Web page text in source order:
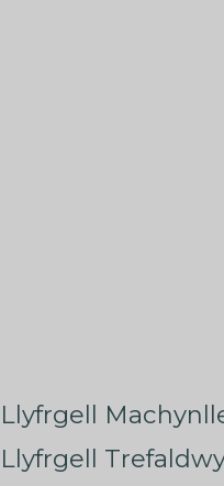
Llyfrgell
Llyfrgell